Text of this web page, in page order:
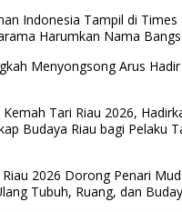
Indonesia Tampil di Times
Harumkan Nama
Menyongsong Arus
Tari Riau 2026,
Budaya Riau bagi Pelaku
2026 Dorong Penari
Tubuh, Ruang, dan